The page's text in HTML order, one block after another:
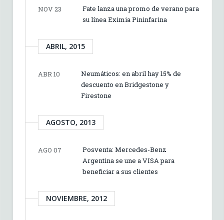
NOV 23
Fate lanza una promo de verano para
su línea Eximia Pininfarina
ABRIL, 2015
ABR 10
Neumáticos: en abril hay 15% de
descuento en Bridgestone y
Firestone
AGOSTO, 2013
AGO 07
Posventa: Mercedes-Benz
Argentina se une a VISA para
beneficiar a sus clientes
NOVIEMBRE, 2012